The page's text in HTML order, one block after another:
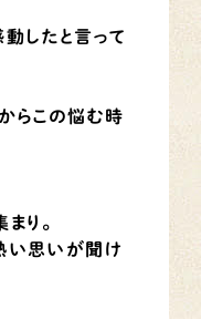
したと言って
らこの悩む時
り。
い思いが聞け